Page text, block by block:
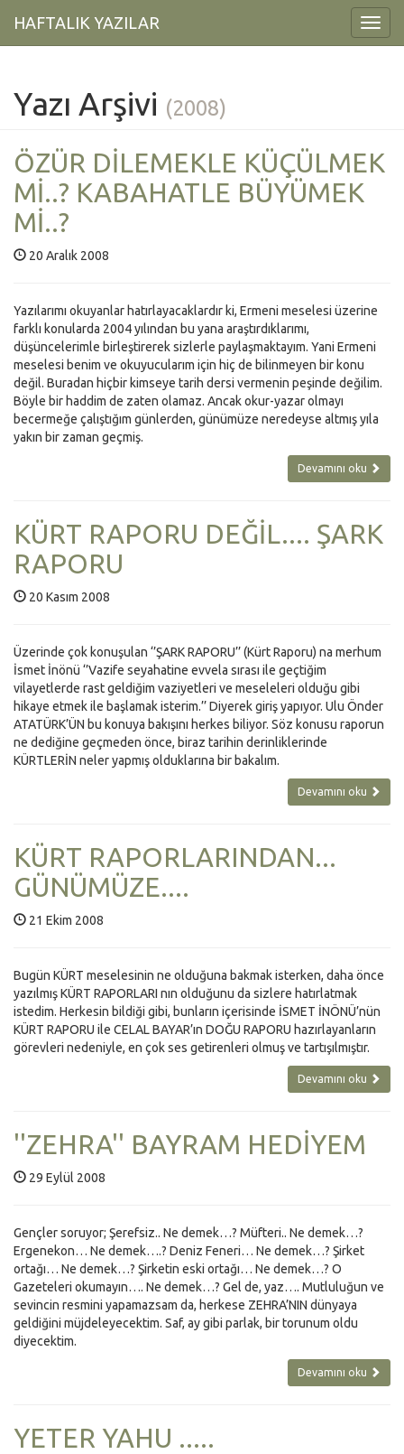
HAFTALIK YAZILAR
Yazı Arşivi (2008)
ÖZÜR DİLEMEKLE KÜÇÜLMEK
Mİ..? KABAHATLE BÜYÜMEK
Mİ..?
20 Aralık 2008
Yazılarımı okuyanlar hatırlayacaklardır ki, Ermeni meselesi üzerine
farklı konularda 2004 yılından bu yana araştırdıklarımı,
düşüncelerimle birleştirerek sizlerle paylaşmaktayım. Yani Ermeni
meselesi benim ve okuyucularım için hiç de bilinmeyen bir konu
değil. Buradan hiçbir kimseye tarih dersi vermenin peşinde değilim.
Böyle bir haddim de zaten olamaz. Ancak okur-yazar olmayı
becermeğe çalıştığım günlerden, günümüze neredeyse altmış yıla
yakın bir zaman geçmiş.
Devamını oku
KÜRT RAPORU DEĞİL.... ŞARK
RAPORU
20 Kasım 2008
Üzerinde çok konuşulan ‘’ŞARK RAPORU’’ (Kürt Raporu) na merhum
İsmet İnönü ‘’Vazife seyahatine evvela sırası ile geçtiğim
vilayetlerde rast geldiğim vaziyetleri ve meseleleri olduğu gibi
hikaye etmek ile başlamak isterim.’’ Diyerek giriş yapıyor. Ulu Önder
ATATÜRK’ÜN bu konuya bakışını herkes biliyor. Söz konusu raporun
ne dediğine geçmeden önce, biraz tarihin derinliklerinde
KÜRTLERİN neler yapmış olduklarına bir bakalım.
Devamını oku
KÜRT RAPORLARINDAN...
GÜNÜMÜZE....
21 Ekim 2008
Bugün KÜRT meselesinin ne olduğuna bakmak isterken, daha önce
yazılmış KÜRT RAPORLARI nın olduğunu da sizlere hatırlatmak
istedim. Herkesin bildiği gibi, bunların içerisinde İSMET İNÖNÜ’nün
KÜRT RAPORU ile CELAL BAYAR’ın DOĞU RAPORU hazırlayanların
görevleri nedeniyle, en çok ses getirenleri olmuş ve tartışılmıştır.
Devamını oku
''ZEHRA'' BAYRAM HEDİYEM
29 Eylül 2008
Gençler soruyor; Şerefsiz.. Ne demek…? Müfteri.. Ne demek…?
Ergenekon… Ne demek….? Deniz Feneri… Ne demek…? Şirket
ortağı… Ne demek…? Şirketin eski ortağı… Ne demek…? O
Gazeteleri okumayın…. Ne demek…? Gel de, yaz…. Mutluluğun ve
sevincin resmini yapamazsam da, herkese ZEHRA’NIN dünyaya
geldiğini müjdeleyecektim. Saf, ay gibi parlak, bir torunum oldu
diyecektim.
Devamını oku
YETER YAHU .....